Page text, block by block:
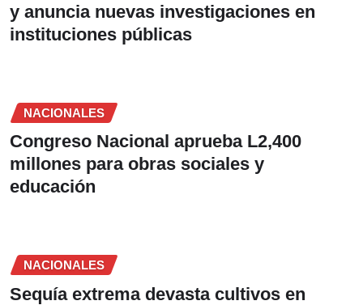
y anuncia nuevas investigaciones en
instituciones públicas
NACIONALES
Congreso Nacional aprueba L2,400
millones para obras sociales y
educación
NACIONALES
Sequía extrema devasta cultivos en